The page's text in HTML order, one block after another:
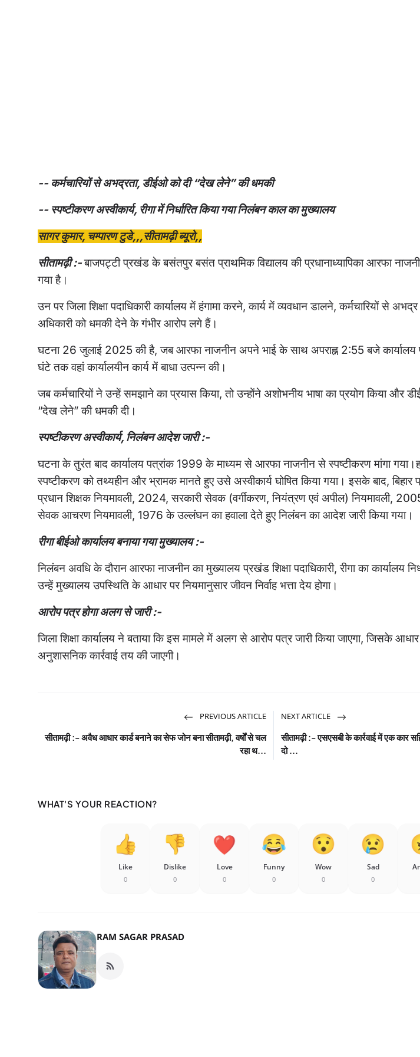
-- कर्मचारियों से अभद्रता, डीईओ को दी “देख लेने” की धमकी
-- स्पष्टीकरण अस्वीकार्य, रीगा में निर्धारित किया गया निलंबन काल का मुख्यालय
सागर कुमार, चम्पारण टुडे,,,सीतामढ़ी ब्यूरो,,
सीतामढ़ी :-बाजपट्टी प्रखंड के बसंतपुर बसंत प्राथमिक विद्यालय की प्रधानाध्यापिका आरफा
गया है।
उन पर जिला शिक्षा पदाधिकारी कार्यालय में हंगामा करने, कार्य में व्यवधान डालने, कर्मचारियों से
अधिकारी को धमकी देने के गंभीर आरोप लगे हैं।
घटना 26 जुलाई 2025 की है, जब आरफा नाजनीन अपने भाई के साथ अपराह्न 2:55 बजे
घंटे तक वहां कार्यालयीन कार्य में बाधा उत्पन्न की।
जब कर्मचारियों ने उन्हें समझाने का प्रयास किया, तो उन्होंने अशोभनीय भाषा का प्रयोग किया और
“देख लेने” की धमकी दी।
स्पष्टीकरण अस्वीकार्य, निलंबन आदेश जारी :-
घटना के तुरंत बाद कार्यालय पत्रांक 1999 के माध्यम से आरफा नाजनीन से स्पष्टीकरण मांगा
स्पष्टीकरण को तथ्यहीन और भ्रामक मानते हुए उसे अस्वीकार्य घोषित किया गया। इसके बाद, बिहार
प्रधान शिक्षक नियमावली, 2024, सरकारी सेवक (वर्गीकरण, नियंत्रण एवं अपील) नियमावली, 2005
सेवक आचरण नियमावली, 1976 के उल्लंघन का हवाला देते हुए निलंबन का आदेश जारी किया गया।
रीगा बीईओ कार्यालय बनाया गया मुख्यालय :-
निलंबन अवधि के दौरान आरफा नाजनीन का मुख्यालय प्रखंड शिक्षा पदाधिकारी, रीगा का कार्यालय
उन्हें मुख्यालय उपस्थिति के आधार पर नियमानुसार जीवन निर्वाह भत्ता देय होगा।
आरोप पत्र होगा अलग से जारी :-
जिला शिक्षा कार्यालय ने बताया कि इस मामले में अलग से आरोप पत्र जारी किया जाएगा, जिसके
अनुशासनिक कार्रवाई तय की जाएगी।
PREVIOUS ARTICLE
सीतामढ़ी :- अवैध आधार कार्ड बनाने का सेफ जोन बना सीतामढ़ी, वर्षों से चल
रहा थ...
NEXT ARTICLE
सीतामढ़ी :- एसएसबी के कार्रवाई में एक कार
दो ...
WHAT'S YOUR REACTION?
Like
0
Dislike
0
Love
0
Funny
0
Wow
0
Sad
0
RAM SAGAR PRASAD